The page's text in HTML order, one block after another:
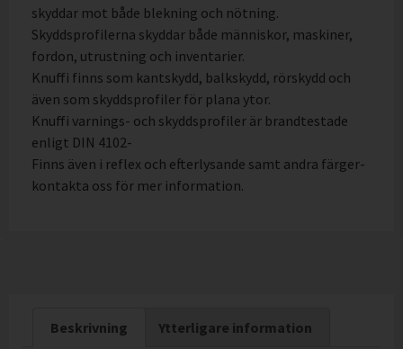
skyddar mot både blekning och nötning.
Skyddsprofilerna skyddar både människor, maskiner,
fordon, utrustning och inventarier.
Knuffi finns som kantskydd, balkskydd, rörskydd och
även som skyddsprofiler för plana ytor.
Knuffi varnings- och skyddsprofiler är brandtestade
enligt DIN 4102-
Finns även i reflex och efterlysande samt andra färger-
kontakta oss för mer information.
Beskrivning Ytterligare information